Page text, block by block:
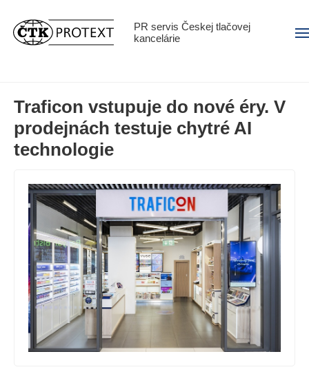
PR servis Českej tlačovej
kancelárie
Traficon vstupuje do nové éry. V
prodejnách testuje chytré AI
technologie